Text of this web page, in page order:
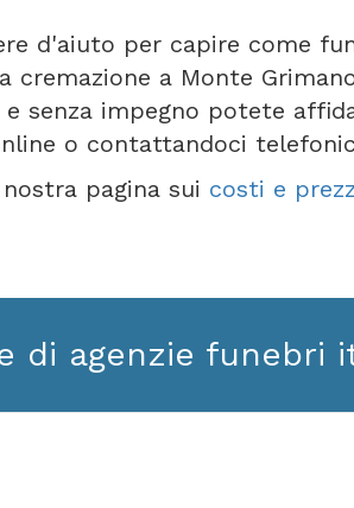
d'aiuto per capire come
a Monte
senza impegno potete
o contattandoci
pagina sui costi e
di agenzie funebri